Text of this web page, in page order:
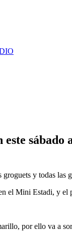
sábado
y todas las
el Mini Estadi, y
por ello va a